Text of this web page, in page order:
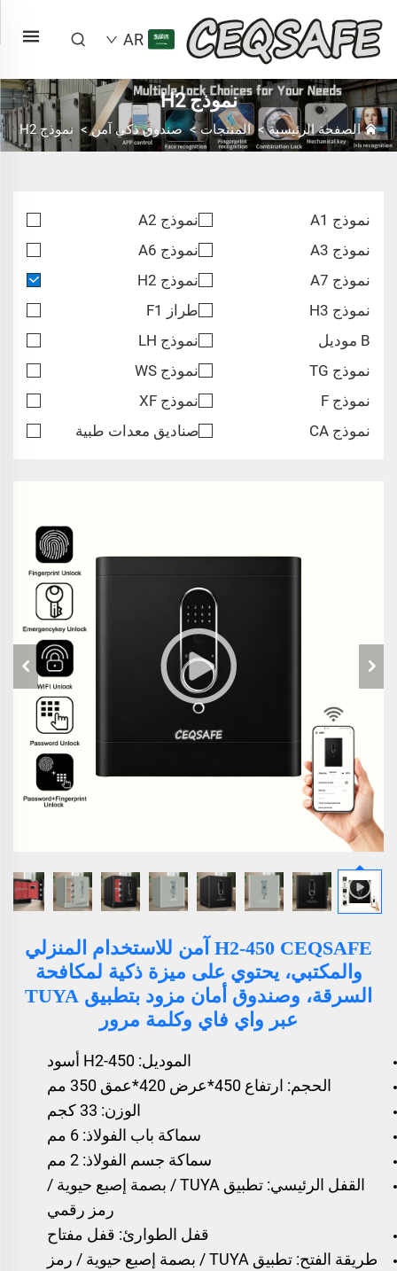
AR
نموذج H2
الصفحة الرئيسية>المنتجات >صندوق ذكي آمن> نموذج H2
نموذج A1
نموذج A2
نموذج A3
نموذج A6
نموذج A7
نموذج H2
نموذج H3
طراز F1
B موديل
نموذج LH
نموذج TG
نموذج WS
نموذج F
نموذج XF
نموذج CA
صناديق معدات طبية
H2-450 CEQSAFE آمن للاستخدام المنزلي
والمكتبي، يحتوي على ميزة ذكية لمكافحة
السرقة، وصندوق أمان مزود بتطبيق TUYA
عبر واي فاي وكلمة مرور
الموديل: H2-450 أسود
الحجم: ارتفاع 450*عرض 420*عمق 350 مم
الوزن: 33 كجم
سماكة باب الفولاذ: 6 مم
سماكة جسم الفولاذ: 2 مم
القفل الرئيسي: تطبيق TUYA / بصمة إصبع حيوية /
رمز رقمي
قفل الطوارئ: قفل مفتاح
طريقة الفتح: تطبيق TUYA / بصمة إصبع حيوية / رمز